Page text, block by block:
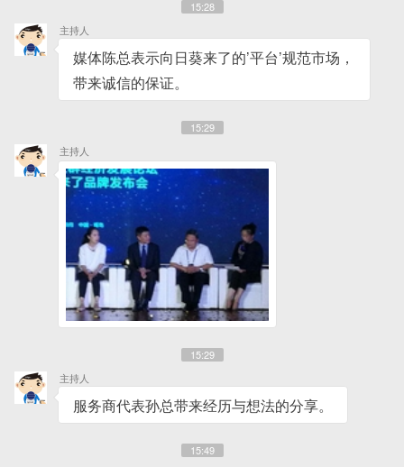
15:28
主持人
媒体陈总表示向日葵来了的’平台’规范市场，
带来诚信的保证。
15:29
主持人
15:29
主持人
服务商代表孙总带来经历与想法的分享。
15:49